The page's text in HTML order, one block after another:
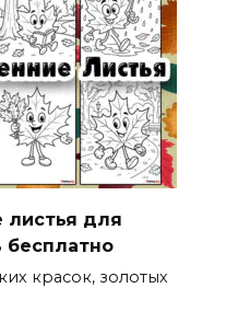
листья для
бесплатно
красок, золотых